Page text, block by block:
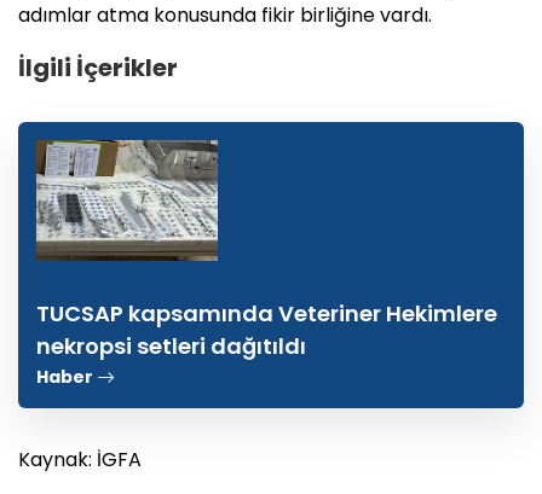
adımlar atma konusunda fikir birliğine vardı.
İlgili İçerikler
TUCSAP kapsamında Veteriner Hekimlere
nekropsi setleri dağıtıldı
Haber
Kaynak: İGFA